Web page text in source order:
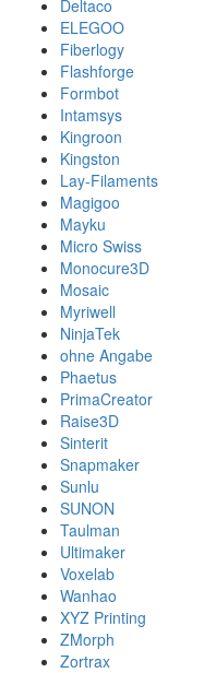
Deltaco
ELEGOO
Fiberlogy
Flashforge
Formbot
Intamsys
Kingroon
Kingston
Lay-Filaments
Magigoo
Mayku
Micro Swiss
Monocure3D
Mosaic
Myriwell
NinjaTek
ohne Angabe
Phaetus
PrimaCreator
Raise3D
Sinterit
Snapmaker
Sunlu
SUNON
Taulman
Ultimaker
Voxelab
Wanhao
XYZ Printing
ZMorph
Zortrax